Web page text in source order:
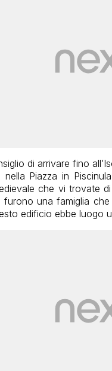
di arrivare fino
Piazza in
che vi trovate
una famiglia
edificio ebbe luogo